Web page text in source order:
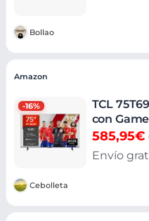
Bollao
-16%
Amazon
TCL
con
585,95€
Envío
Cebolleta